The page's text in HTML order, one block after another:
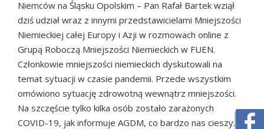
Niemców na Śląsku Opolskim – Pan Rafał Bartek wziął
dziś udział wraz z innymi przedstawicielami Mniejszości
Niemieckiej całej Europy i Azji w rozmowach online z
Grupą Roboczą Mniejszości Niemieckich w FUEN.
Członkowie mniejszości niemieckich dyskutowali na
temat sytuacji w czasie pandemii. Przede wszystkim
omówiono sytuację zdrowotną wewnątrz mniejszości.
Na szczęście tylko kilka osób zostało zarażonych
COVID-19, jak informuje AGDM, co bardzo nas cieszy.